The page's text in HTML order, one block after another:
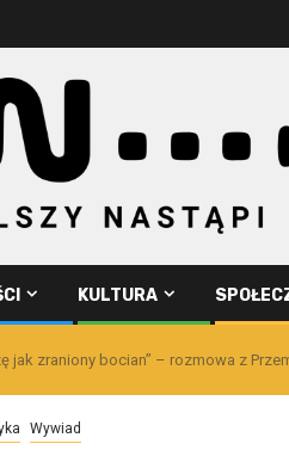
KULTURA
jak zraniony bocian” – rozmowa z
Wywiad